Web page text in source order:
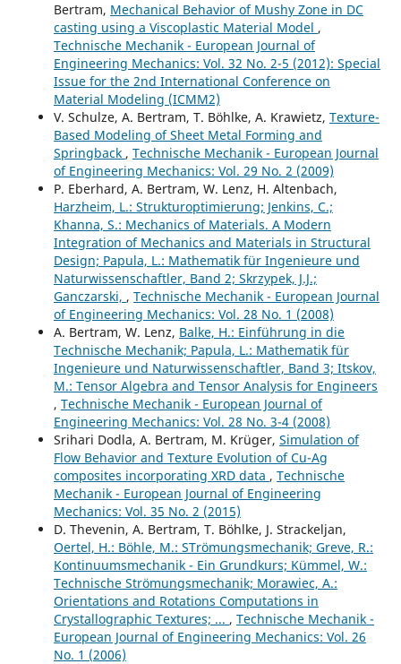
Bertram, Mechanical Behavior of Mushy Zone in DC
casting using a Viscoplastic Material Model ,
Technische Mechanik - European Journal of
Engineering Mechanics: Vol. 32 No. 2-5 (2012): Special
Issue for the 2nd International Conference on
Material Modeling (ICMM2)
V. Schulze, A. Bertram, T. Böhlke, A. Krawietz, Texture-
Based Modeling of Sheet Metal Forming and
Springback , Technische Mechanik - European Journal
of Engineering Mechanics: Vol. 29 No. 2 (2009)
P. Eberhard, A. Bertram, W. Lenz, H. Altenbach,
Harzheim, L.: Strukturoptimierung; Jenkins, C.;
Khanna, S.: Mechanics of Materials. A Modern
Integration of Mechanics and Materials in Structural
Design; Papula, L.: Mathematik für Ingenieure und
Naturwissenschaftler, Band 2; Skrzypek, J.J.;
Ganczarski, , Technische Mechanik - European Journal
of Engineering Mechanics: Vol. 28 No. 1 (2008)
A. Bertram, W. Lenz, Balke, H.: Einführung in die
Technische Mechanik; Papula, L.: Mathematik für
Ingenieure und Naturwissenschaftler, Band 3; Itskov,
M.: Tensor Algebra and Tensor Analysis for Engineers
, Technische Mechanik - European Journal of
Engineering Mechanics: Vol. 28 No. 3-4 (2008)
Srihari Dodla, A. Bertram, M. Krüger, Simulation of
Flow Behavior and Texture Evolution of Cu-Ag
composites incorporating XRD data , Technische
Mechanik - European Journal of Engineering
Mechanics: Vol. 35 No. 2 (2015)
D. Thevenin, A. Bertram, T. Böhlke, J. Strackeljan,
Oertel, H.: Böhle, M.: STrömungsmechanik; Greve, R.:
Kontinuumsmechanik - Ein Grundkurs; Kümmel, W.:
Technische Strömungsmechanik; Morawiec, A.:
Orientations and Rotations Computations in
Crystallographic Textures; ... , Technische Mechanik -
European Journal of Engineering Mechanics: Vol. 26
No. 1 (2006)